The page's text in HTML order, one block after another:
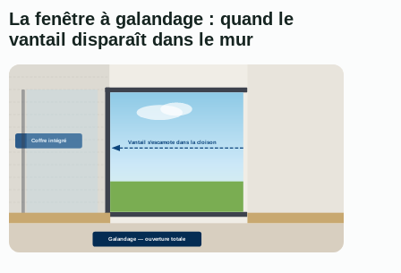
La fenêtre à galandage : quand le
vantail disparaît dans le mur
Coffre intégré Vantail s'escamote dans la cloison
Galandage — ouverture totale